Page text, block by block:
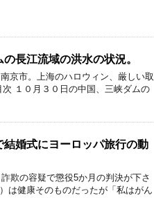
長江流域の洪水の状況。
京市。上海のハロウィン、厳しい取
１０月３０日の中国、三峡ダムの
婚式にヨーロッパ旅行の動
欺の容疑で懲役5か月の判決が下さ
は健康そのものだったが「私はがん